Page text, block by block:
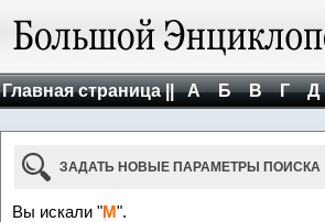
Главная страница || А Б В Г Д
ЗАДАТЬ НОВЫЕ ПАРАМЕТРЫ ПОИСКА
Вы искали "М".